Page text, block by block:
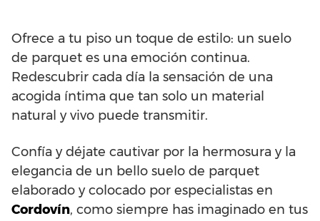
Ofrece a tu piso un toque de estilo: un suelo
de parquet es una emoción continua.
Redescubrir cada día la sensación de una
acogida íntima que tan solo un material
natural y vivo puede transmitir.
Confía y déjate cautivar por la hermosura y la
elegancia de un bello suelo de parquet
elaborado y colocado por especialistas en
Cordovín, como siempre has imaginado en tus